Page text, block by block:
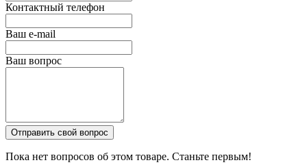
Контактный телефон
Ваш e-mail
Ваш вопрос
Отправить свой вопрос
Пока нет вопросов об этом товаре. Станьте первым!